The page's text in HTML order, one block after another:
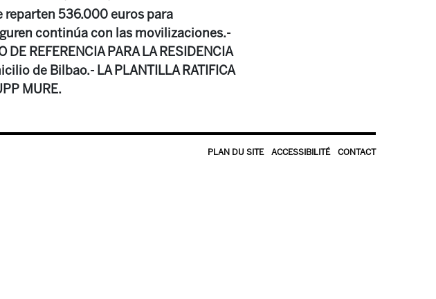
reparten 536.000 euros para
continúa con las movilizaciones.-
REFERENCIA PARA LA RESIDENCIA
de Bilbao.- LA PLANTILLA RATIFICA
MURE.
PLAN DU SITE ACCESSIBILITÉ CONTACT